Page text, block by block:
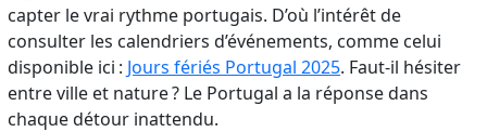
capter le vrai rythme portugais. D’où l’intérêt de
consulter les calendriers d’événements, comme celui
disponible ici : Jours fériés Portugal 2025. Faut-il hésiter
entre ville et nature ? Le Portugal a la réponse dans
chaque détour inattendu.